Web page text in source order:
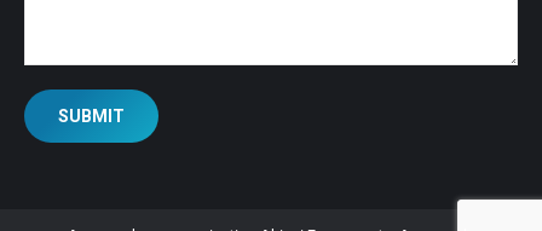
SUBMIT